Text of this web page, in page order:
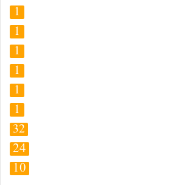
1
1
1
1
1
1
32
24
10